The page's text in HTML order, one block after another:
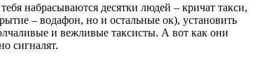
набрасываются десятки людей – кричат такси,
– водафон, но и остальные ок), установить
и вежливые таксисты. А вот как они
сигналят.